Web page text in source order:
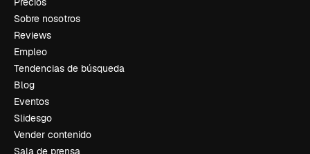
Sobre nosotros
Reviews
Empleo
Tendencias de búsqueda
Blog
Eventos
Slidesgo
Vender contenido
Sala de prensa